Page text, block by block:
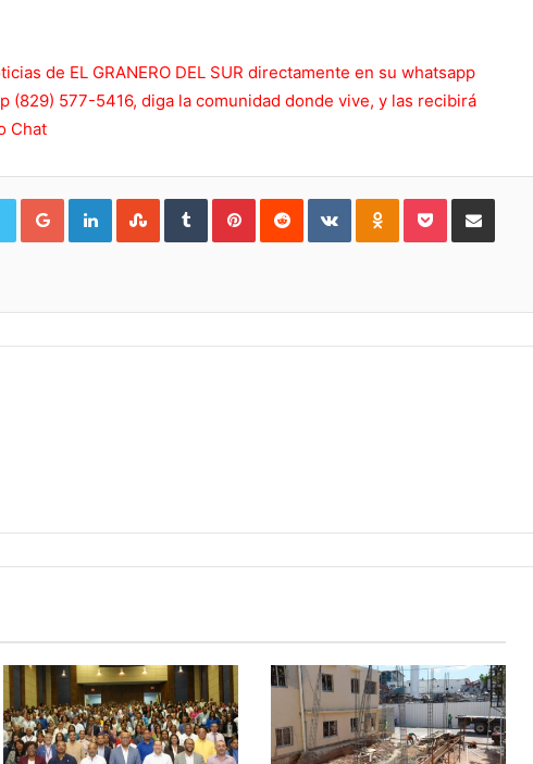
de EL GRANERO DEL SUR directamente en su whatsapp
(829) 577-5416, diga la comunidad donde vive, y las recibirá
Chat
Google+LinkedInStumbleUpon
TumblrPinterestReddit VKontakteOdnoklassniki
PocketCompartir por Correo